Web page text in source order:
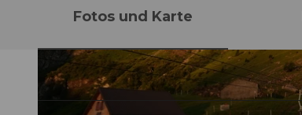
Fotos und Karte